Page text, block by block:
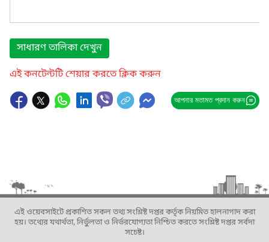
সাধারণ তালিকা দেখুন
এই কনটেন্টটি শেয়ার করতে ক্লিক করুন
আপনার মতামত প্রদান করুন
এই ওয়েবসাইটে প্রকাশিত সকল তথ্য সংশ্লিষ্ট দপ্তর কর্তৃক নিয়মিত হালনাগাদ করা
হয়। তথ্যের যথার্থতা, নির্ভুলতা ও নির্ভরযোগ্যতা নিশ্চিত করতে সংশ্লিষ্ট দপ্তর সর্বদা
সচেষ্ট।